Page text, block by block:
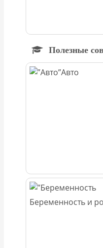
Полезные
Авто
Беременность и